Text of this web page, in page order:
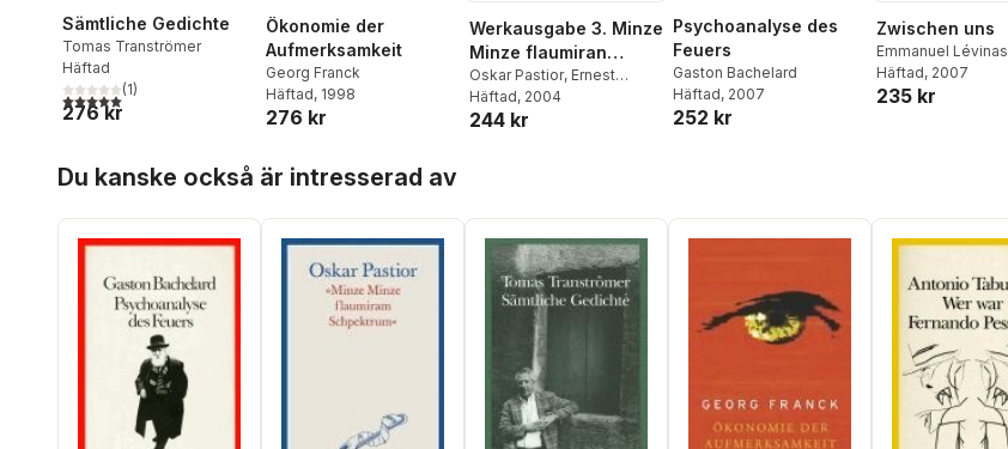
Sämtliche Gedichte
Tomas Tranströmer
Häftad
5,0utav 5 stjärnor. Totalt antal röster:
(1)
276 kr
Ökonomie der
Aufmerksamkeit
Georg Franck
Häftad, 1998
276 kr
Werkausgabe 3. Minze
Minze flaumiran
Schpektrum
Oskar Pastior, Ernest
Wichner
Häftad, 2004
244 kr
Psychoanalyse des
Feuers
Gaston Bachelard
Häftad, 2007
252 kr
Zwischen uns
Emmanuel Lévinas
Häftad, 2007
235 kr
Du kanske också är intresserad av